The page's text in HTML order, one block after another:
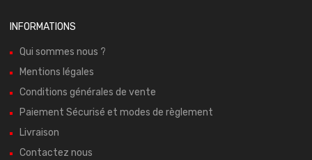
INFORMATIONS
Qui sommes nous ?
Mentions légales
Conditions générales de vente
Paiement Sécurisé et modes de règlement
Livraison
Contactez nous